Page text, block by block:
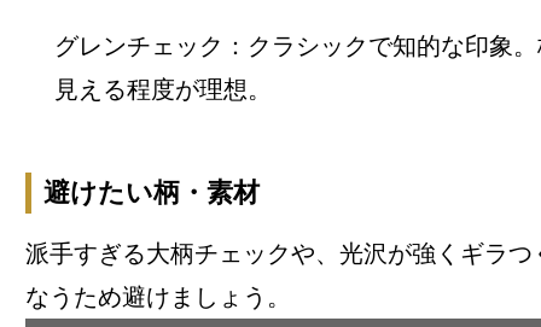
グレンチェック：クラシックで知的な印象
見える程度が理想。
避けたい柄・素材
派手すぎる大柄チェックや、光沢が強くギラ
なうため避けましょう。